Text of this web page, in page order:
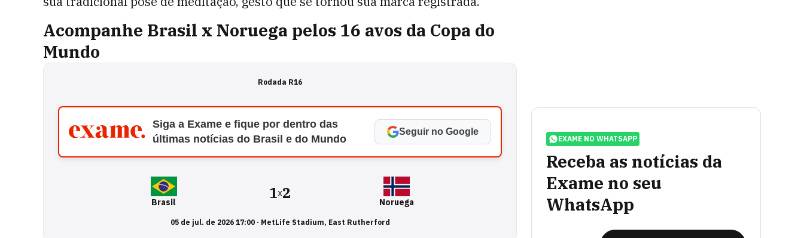
Acompanhe Brasil x Noruega pelos 16 avos da Copa do
Mundo
Rodada R16
Siga a Exame e fique por dentro das
últimas notícias do Brasil e do Mundo
Seguir no Google
Brasil
1x2
Noruega
05 de jul. de 2026 17:00· MetLife Stadium, East Rutherford
EXAME NO WHATSAPP
Receba as notícias da
Exame no seu
WhatsApp